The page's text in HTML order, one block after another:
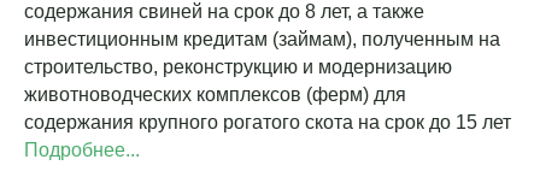
содержания свиней на срок до 8 лет, а также
инвестиционным кредитам (займам), полученным на
строительство, реконструкцию и модернизацию
животноводческих комплексов (ферм) для
содержания крупного рогатого скота на срок до 15 лет
Подробнее...